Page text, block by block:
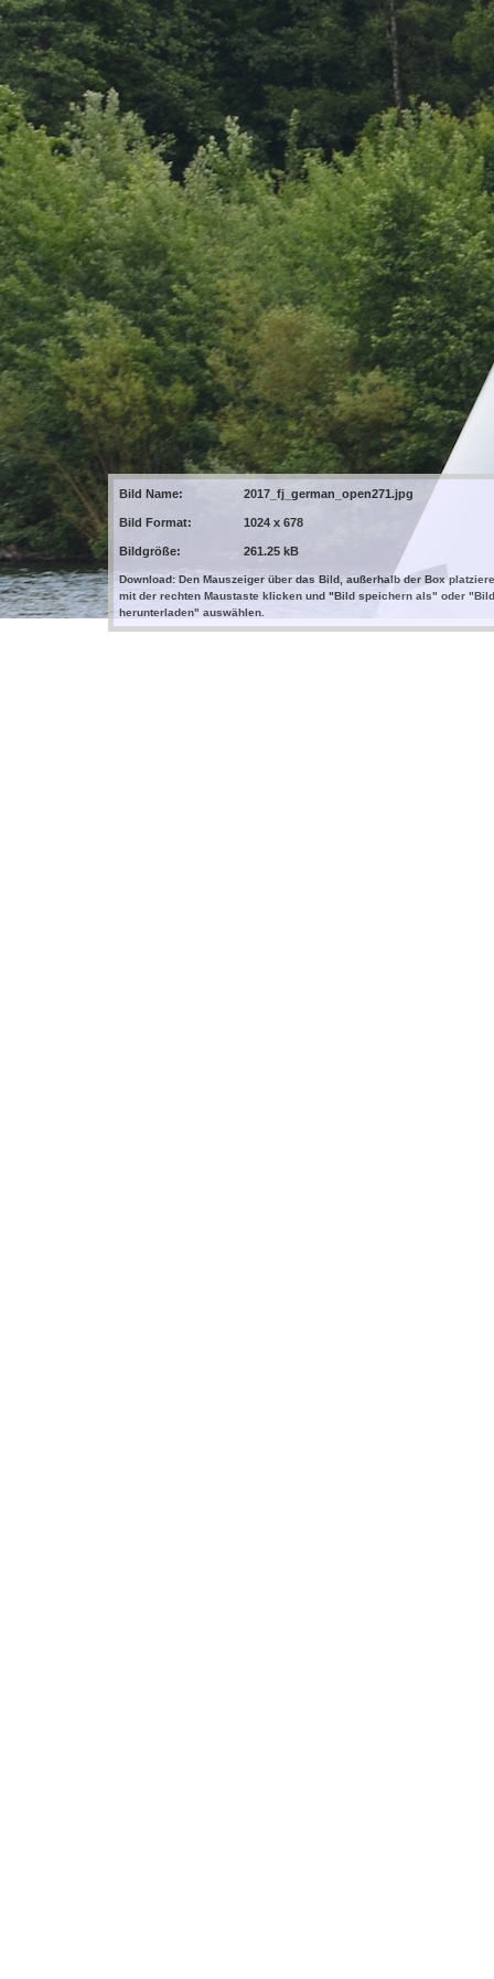
Bild Name: 2017_fj_german_open271.jpg
Bild Format: 1024 x 678
Bildgröße: 261.25 kB
Download: Den Mauszeiger über das Bild, außerhalb der Box
mit der rechten Maustaste klicken und "Bild speichern als" oder "Bild
herunterladen" auswählen.